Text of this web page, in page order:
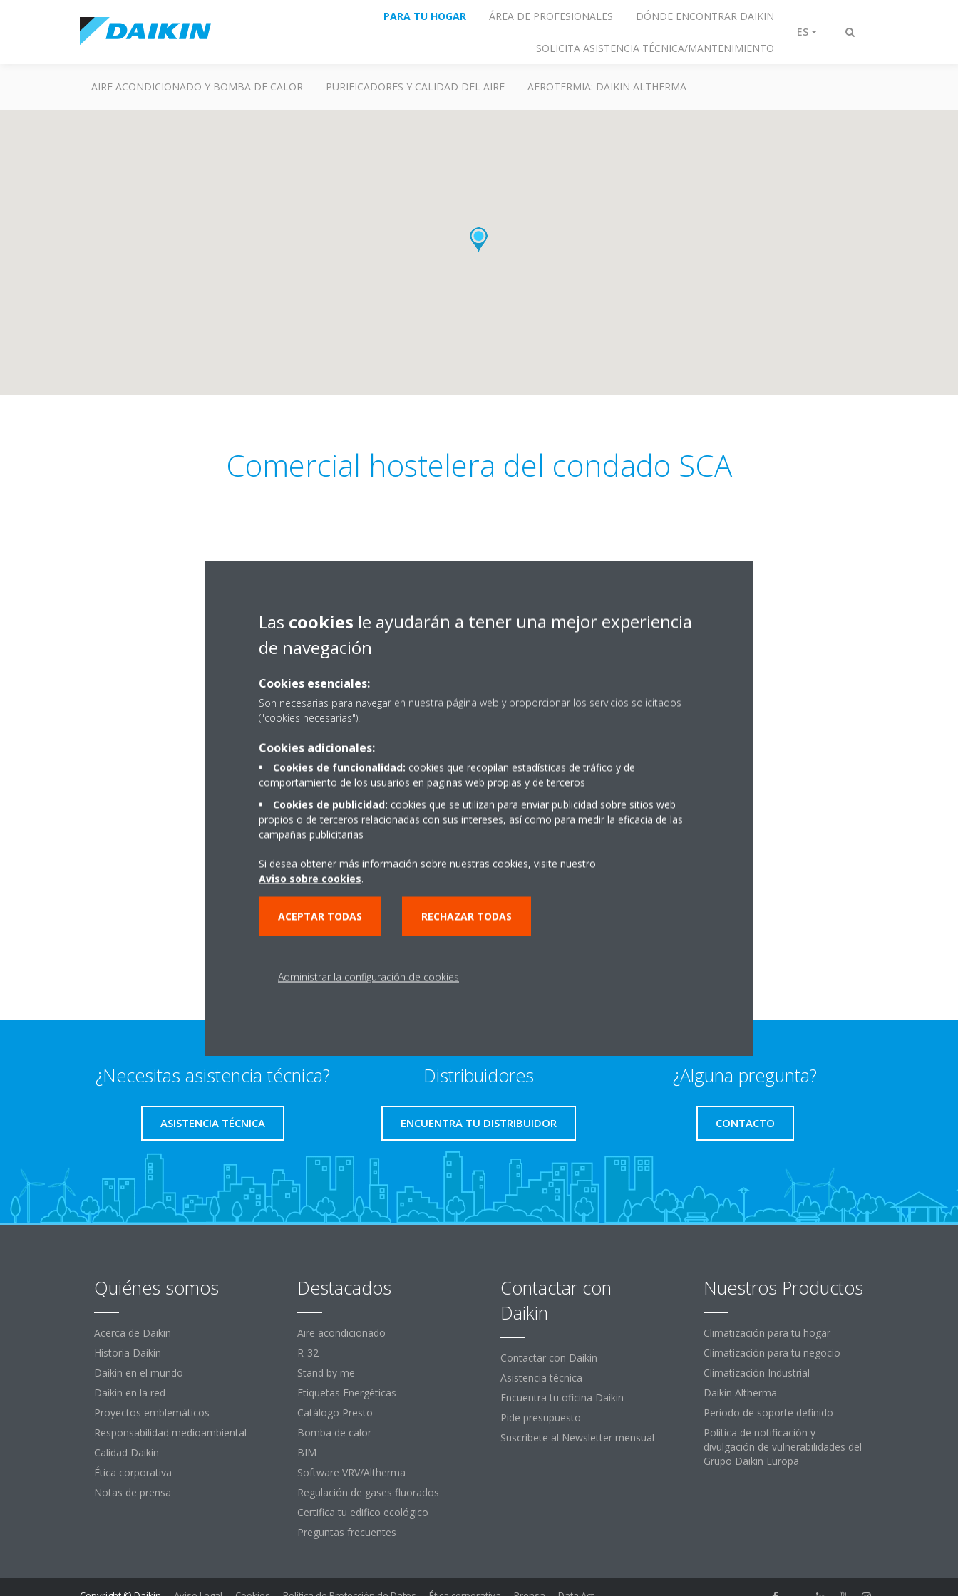
Alternar
PARA TU HOGAR ÁREA DE PROFESIONALES DÓNDE ENCONTRAR DAIKIN
SOLICITA ASISTENCIA TÉCNICA/MANTENIMIENTO
ES
AIRE ACONDICIONADO Y BOMBA DE CALOR PURIFICADORES Y CALIDAD DEL AIRE AEROTERMIA: DAIKIN ALTHERMA
Comercial hostelera del condado SCA
21850 Villarrasa, Huelva
PIDE PRESUPUESTO
¿Necesitas asistencia técnica?
ASISTENCIA TÉCNICA
Distribuidores
ENCUENTRA TU DISTRIBUIDOR
¿Alguna pregunta?
CONTACTO
Quiénes somos
Acerca de Daikin
Historia Daikin
Daikin en el mundo
Daikin en la red
Proyectos emblemáticos
Responsabilidad medioambiental
Calidad Daikin
Ética corporativa
Notas de prensa
Destacados
Aire acondicionado
R-32
Stand by me
Etiquetas Energéticas
Catálogo Presto
Bomba de calor
BIM
Software VRV/Altherma
Regulación de gases fluorados
Certifica tu edifico ecológico
Preguntas frecuentes
Contactar con
Daikin
Contactar con Daikin
Asistencia técnica
Encuentra tu oficina Daikin
Pide presupuesto
Suscríbete al Newsletter mensual
Nuestros Productos
Climatización para tu hogar
Climatización para tu negocio
Climatización Industrial
Daikin Altherma
Período de soporte definido
Política de notificación y
divulgación de vulnerabilidades del
Grupo Daikin Europa
Las cookies le ayudarán a tener una mejor experiencia
de navegación
Cookies esenciales:
Son necesarias para navegar en nuestra página web y proporcionar los servicios solicitados
("cookies necesarias").
Cookies adicionales:
Cookies de funcionalidad: cookies que recopilan estadísticas de tráfico y de
comportamiento de los usuarios en paginas web propias y de terceros
Cookies de publicidad: cookies que se utilizan para enviar publicidad sobre sitios web
propios o de terceros relacionadas con sus intereses, así como para medir la eficacia de las
campañas publicitarias
Si desea obtener más información sobre nuestras cookies, visite nuestro
Aviso sobre cookies.
ACEPTAR TODAS RECHAZAR TODAS
Administrar la configuración de cookies